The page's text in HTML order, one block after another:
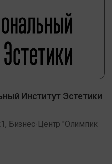
Институт Эстетики
Бизнес-Центр "Олимпик